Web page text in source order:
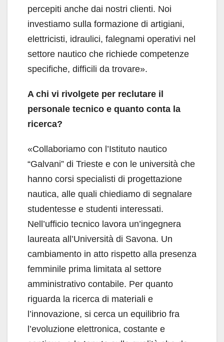
percepiti anche dai nostri clienti. Noi
investiamo sulla formazione di artigiani,
elettricisti, idraulici, falegnami operativi nel
settore nautico che richiede competenze
specifiche, difficili da trovare».
A chi vi rivolgete per reclutare il
personale tecnico e quanto conta la
ricerca?
«Collaboriamo con l’Istituto nautico
“Galvani” di Trieste e con le università che
hanno corsi specialisti di progettazione
nautica, alle quali chiediamo di segnalare
studentesse e studenti interessati.
Nell’ufficio tecnico lavora un’ingegnera
laureata all’Università di Savona. Un
cambiamento in atto rispetto alla presenza
femminile prima limitata al settore
amministrativo contabile. Per quanto
riguarda la ricerca di materiali e
l’innovazione, si cerca un equilibrio fra
l’evoluzione elettronica, costante e